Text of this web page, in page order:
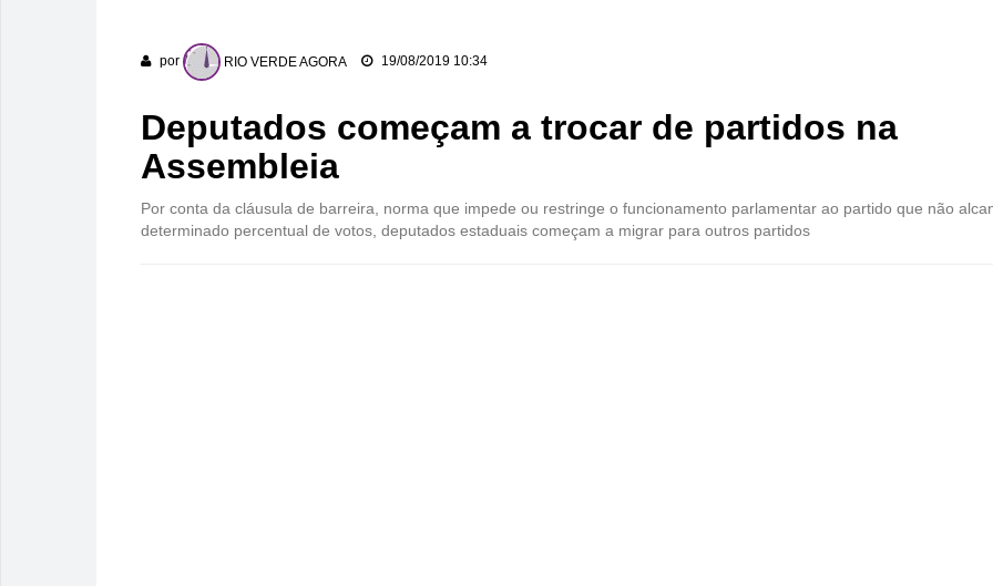
por RIO VERDE AGORA 19/08/2019 10:34
Deputados começam a trocar de partidos na
Assembleia
Por conta da cláusula de barreira, norma que impede ou restringe o funcionamento parlamentar ao partido que não
determinado percentual de votos, deputados estaduais começam a migrar para outros partidos